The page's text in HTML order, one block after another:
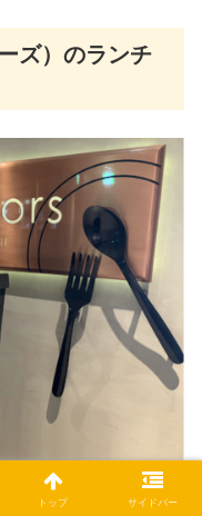
ズ）のランチ
トップ サイドバー